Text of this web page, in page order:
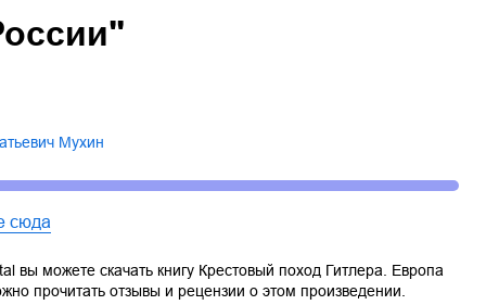
Мухин
сюда
вы можете скачать книгу Крестовый поход Гитлера. Европа
прочитать отзывы и рецензии о этом произведении.